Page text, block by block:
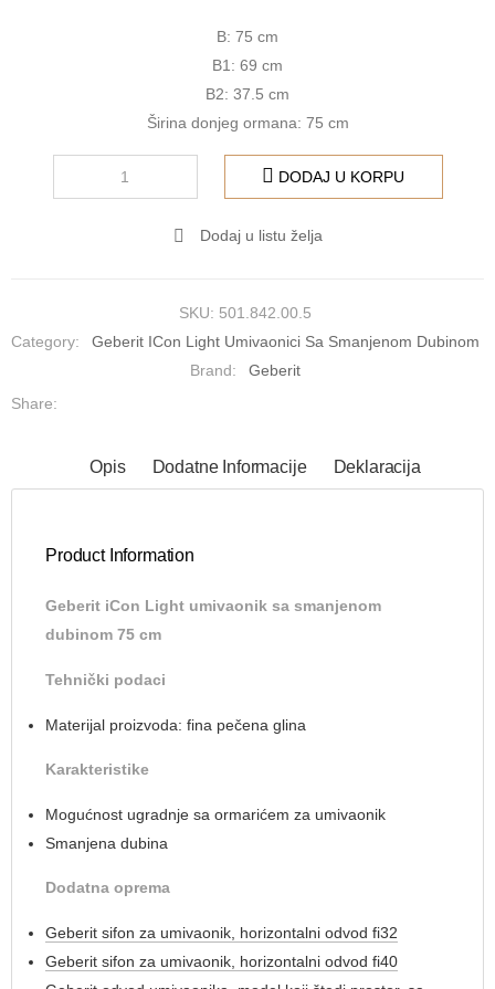
B: 75 cm
B1: 69 cm
B2: 37.5 cm
Širina donjeg ormana: 75 cm
DODAJ U KORPU
Dodaj u listu želja
SKU: 501.842.00.5
Category:
Geberit ICon Light Umivaonici Sa Smanjenom Dubinom
Brand:
Geberit
Share:
Opis Dodatne Informacije Deklaracija
Product Information
Geberit iCon Light umivaonik sa smanjenom
dubinom 75 cm
Tehnički podaci
Materijal proizvoda: fina pečena glina
Karakteristike
Mogućnost ugradnje sa ormarićem za umivaonik
Smanjena dubina
Dodatna oprema
Geberit sifon za umivaonik, horizontalni odvod fi32
Geberit sifon za umivaonik, horizontalni odvod fi40